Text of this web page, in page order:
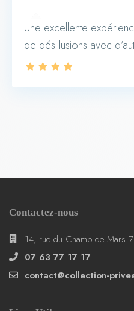
Une excellente
de désillusions avec
Contactez-nous
14, rue du Champ de Mars
07 63 77 17 17
contact@collection-